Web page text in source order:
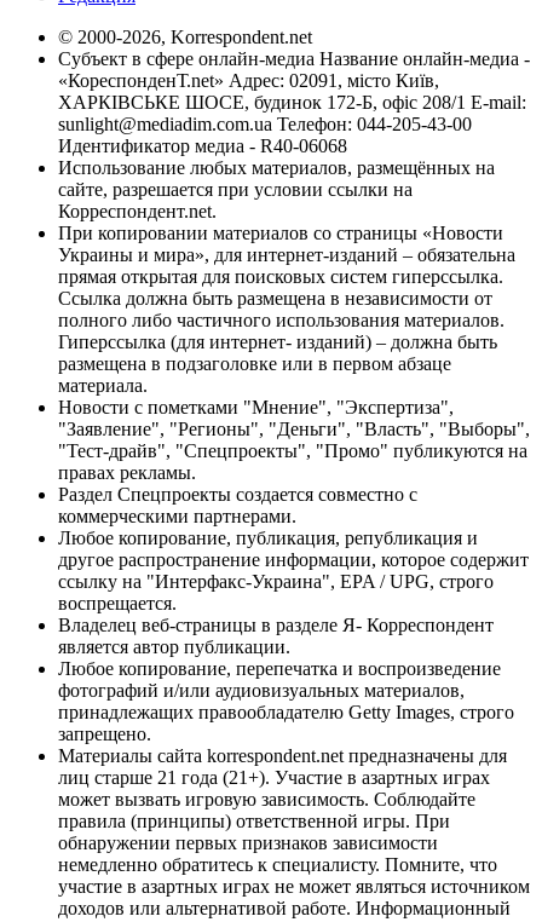
© 2000-2026, Korrespondent.net
Субъект в сфере онлайн-медиа Название онлайн-медиа -
«КореспонденТ.net» Адрес: 02091, місто Київ,
ХАРКІВСЬКЕ ШОСЕ, будинок 172-Б, офіс 208/1 E-mail:
sunlight@mediadim.com.ua Телефон: 044-205-43-00
Идентификатор медиа - R40-06068
Использование любых материалов, размещённых на
сайте, разрешается при условии ссылки на
Корреспондент.net.
При копировании материалов со страницы «Новости
Украины и мира», для интернет-изданий – обязательна
прямая открытая для поисковых систем гиперссылка.
Ссылка должна быть размещена в независимости от
полного либо частичного использования материалов.
Гиперссылка (для интернет- изданий) – должна быть
размещена в подзаголовке или в первом абзаце
материала.
Новости с пометками "Мнение", "Экспертиза",
"Заявление", "Регионы", "Деньги", "Власть", "Выборы",
"Тест-драйв", "Спецпроекты", "Промо" публикуются на
правах рекламы.
Раздел Спецпроекты создается совместно с
коммерческими партнерами.
Любое копирование, публикация, републикация и
другое распространение информации, которое содержит
ссылку на "Интерфакс-Украина", EPA / UPG, строго
воспрещается.
Владелец веб-страницы в разделе Я- Корреспондент
является автор публикации.
Любое копирование, перепечатка и воспроизведение
фотографий и/или аудиовизуальных материалов,
принадлежащих правообладателю Getty Images, строго
запрещено.
Материалы сайта korrespondent.net предназначены для
лиц старше 21 года (21+). Участие в азартных играх
может вызвать игровую зависимость. Соблюдайте
правила (принципы) ответственной игры. При
обнаружении первых признаков зависимости
немедленно обратитесь к специалисту. Помните, что
участие в азартных играх не может являться источником
доходов или альтернативой работе. Информационный